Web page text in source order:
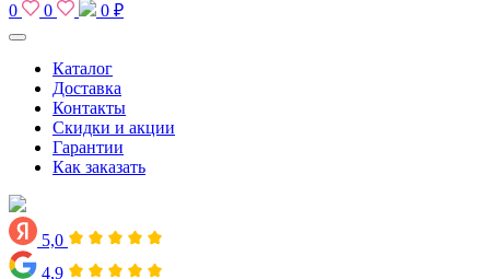
0
0 0 ₽
Каталог
Доставка
Контакты
Скидки и акции
Гарантии
Как заказать
5,0
4,9